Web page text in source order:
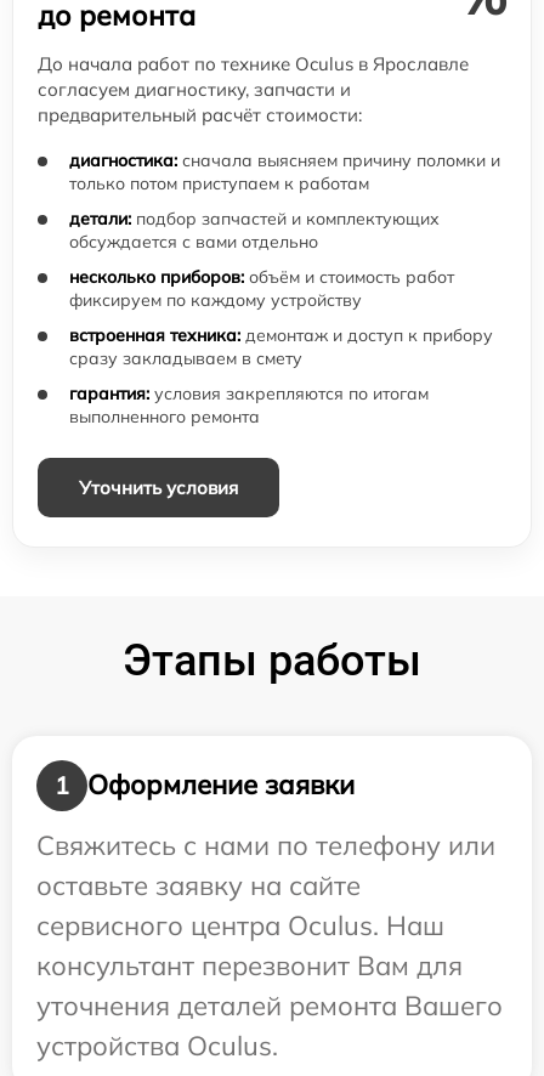
до ремонта
До начала работ по технике Oculus в Ярославле
согласуем диагностику, запчасти и
предварительный расчёт стоимости:
диагностика: сначала выясняем причину поломки и
только потом приступаем к работам
детали: подбор запчастей и комплектующих
обсуждается с вами отдельно
несколько приборов: объём и стоимость работ
фиксируем по каждому устройству
встроенная техника: демонтаж и доступ к прибору
сразу закладываем в смету
гарантия: условия закрепляются по итогам
выполненного ремонта
Уточнить условия
Этапы работы
1
Оформление заявки
Свяжитесь с нами по телефону или
оставьте заявку на сайте
сервисного центра Oculus. Наш
консультант перезвонит Вам для
уточнения деталей ремонта Вашего
устройства Oculus.